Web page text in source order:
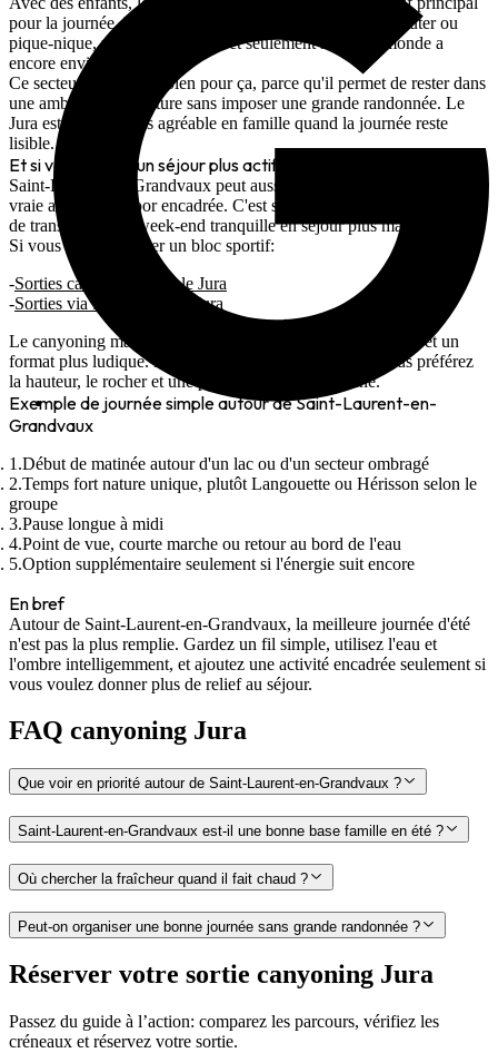
pour la journée. Un lac, une courte marche, une pause goûter ou
pique-nique, puis un second arrêt seulement si tout le monde a
encore envie.
Ce secteur fonctionne bien pour ça, parce qu'il permet de rester dans
une ambiance très nature sans imposer une grande randonnée. Le
Jura est souvent plus agréable en famille quand la journée reste
lisible.
Et si vous voulez un séjour plus actif ?
Saint-Laurent-en-Grandvaux peut aussi servir de base avant une
vraie activité outdoor encadrée. C'est souvent la meilleure manière
de transformer un week-end tranquille en séjour plus marquant.
Si vous voulez ajouter un bloc sportif:
Sorties canyoning dans le Jura
Sorties via ferrata dans le Jura
Le canyoning marche bien si vous cherchez de la fraîcheur et un
format plus ludique. La via ferrata convient mieux si vous préférez
la hauteur, le rocher et une progression plus aérienne.
Exemple de journée simple autour de Saint-Laurent-en-
Grandvaux
Début de matinée autour d'un lac ou d'un secteur ombragé
Temps fort nature unique, plutôt Langouette ou Hérisson selon le
groupe
Pause longue à midi
Point de vue, courte marche ou retour au bord de l'eau
Option supplémentaire seulement si l'énergie suit encore
En bref
Autour de Saint-Laurent-en-Grandvaux, la meilleure journée d'été
n'est pas la plus remplie. Gardez un fil simple, utilisez l'eau et
l'ombre intelligemment, et ajoutez une activité encadrée seulement si
vous voulez donner plus de relief au séjour.
FAQ canyoning Jura
Que voir en priorité autour de Saint-Laurent-en-Grandvaux ?
Saint-Laurent-en-Grandvaux est-il une bonne base famille en été ?
Où chercher la fraîcheur quand il fait chaud ?
Peut-on organiser une bonne journée sans grande randonnée ?
Réserver votre sortie canyoning Jura
Passez du guide à l’action: comparez les parcours, vérifiez les
créneaux et réservez votre sortie.